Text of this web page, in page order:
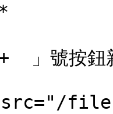
」號按鈕